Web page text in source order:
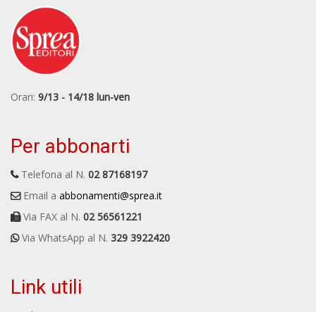
Orari: 9/13 - 14/18 lun-ven
Per abbonarti
Telefona al N. 02 87168197
Email a abbonamenti@sprea.it
Via FAX al N. 02 56561221
Via WhatsApp al N. 329 3922420
Link utili